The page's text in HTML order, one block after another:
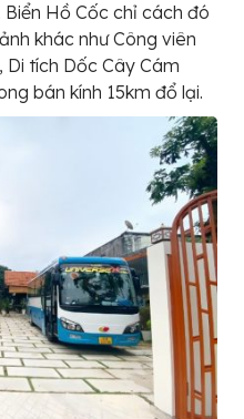
Biển Hồ Cốc chỉ cách đó
khác như Công viên
Di tích Dốc Cây Cám
bán kính 15km đổ lại.